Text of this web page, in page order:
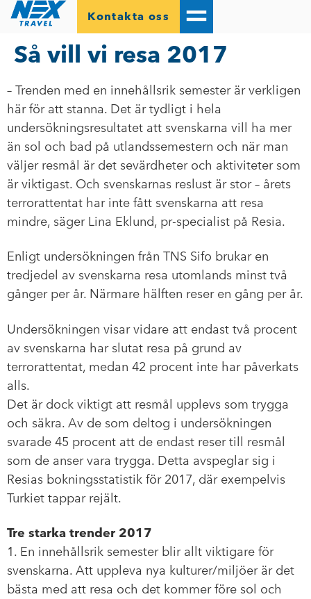
Kontakta oss
Så vill vi resa 2017
– Trenden med en innehållsrik semester är verkligen
här för att stanna. Det är tydligt i hela
undersökningsresultatet att svenskarna vill ha mer
än sol och bad på utlandssemestern och när man
väljer resmål är det sevärdheter och aktiviteter som
är viktigast. Och svenskarnas reslust är stor – årets
terrorattentat har inte fått svenskarna att resa
mindre, säger Lina Eklund, pr-specialist på Resia.
Enligt undersökningen från TNS Sifo brukar en
tredjedel av svenskarna resa utomlands minst två
gånger per år. Närmare hälften reser en gång per år.
Undersökningen visar vidare att endast två procent
av svenskarna har slutat resa på grund av
terrorattentat, medan 42 procent inte har påverkats
alls.
Det är dock viktigt att resmål upplevs som trygga
och säkra. Av de som deltog i undersökningen
svarade 45 procent att de endast reser till resmål
som de anser vara trygga. Detta avspeglar sig i
Resias bokningsstatistik för 2017, där exempelvis
Turkiet tappar rejält.
Tre starka trender 2017
1. En innehållsrik semester blir allt viktigare för
svenskarna. Att uppleva nya kulturer/miljöer är det
bästa med att resa och det kommer före sol och